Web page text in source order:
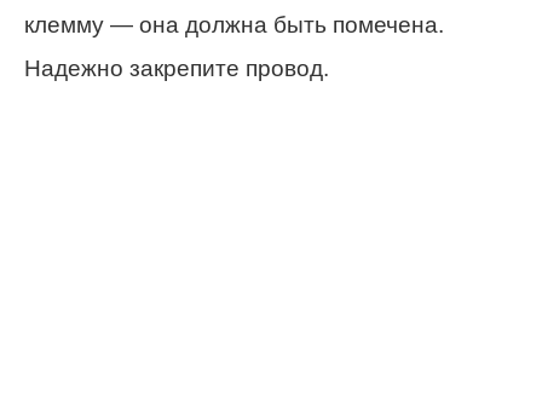
клемму — она должна быть помечена.
Надежно закрепите провод.